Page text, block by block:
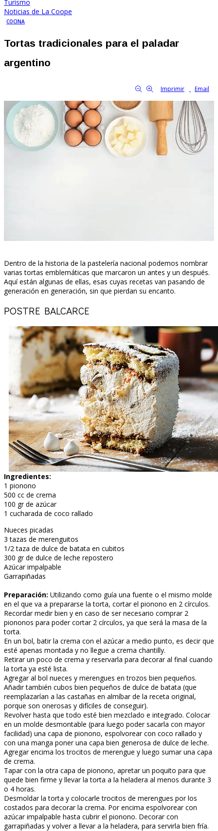
Turismo
Noticias de La Coope
COCINA
Tortas tradicionales para el paladar
argentino
Imprimir Email
Dentro de la historia de la pastelería nacional podemos nombrar
varias tortas emblemáticas que marcaron un antes y un después.
Aquí están algunas de ellas, esas cuyas recetas van pasando de
generación en generación, sin que pierdan su encanto.
POSTRE BALCARCE
Ingredientes:
1 pionono
500 cc de crema
100 gr de azúcar
1 cucharada de coco rallado
Nueces picadas
3 tazas de merenguitos
1/2 taza de dulce de batata en cubitos
300 gr de dulce de leche repostero
Azúcar impalpable
Garrapiñadas
Preparación: Utilizando como guía una fuente o el mismo molde
en el que va a prepararse la torta, cortar el pionono en 2 círculos.
Recordar medir bien y en caso de ser necesario comprar 2
piononos para poder cortar 2 círculos, ya que será la masa de la
torta.
En un bol, batir la crema con el azúcar a medio punto, es decir que
esté apenas montada y no llegue a crema chantilly.
Retirar un poco de crema y reservarla para decorar al final cuando
la torta ya esté lista.
Agregar al bol nueces y merengues en trozos bien pequeños.
Añadir también cubos bien pequeños de dulce de batata (que
reemplazarían a las castañas en almíbar de la receta original,
porque son onerosas y difíciles de conseguir).
Revolver hasta que todo esté bien mezclado e integrado. Colocar
en un molde desmontable (para luego poder sacarla con mayor
facilidad) una capa de pionono, espolvorear con coco rallado y
con una manga poner una capa bien generosa de dulce de leche.
Agregar encima los trocitos de merengue y luego sumar una capa
de crema.
Tapar con la otra capa de pionono, apretar un poquito para que
quede bien firme y llevar la torta a la heladera al menos durante 3
o 4 horas.
Desmoldar la torta y colocarle trocitos de merengues por los
costados para decorar la crema. Por encima espolvorear con
azúcar impalpable hasta cubrir el pionono. Decorar con
garrapiñadas y volver a llevar a la heladera, para servirla bien fría.